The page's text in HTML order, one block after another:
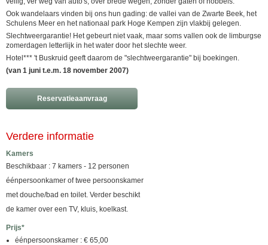
Ook wandelaars vinden bij ons hun gading: de vallei van de Zwarte Beek, het
Schulens Meer en het nationaal park Hoge Kempen zijn vlakbij gelegen.
Slechtweergarantie! Het gebeurt niet vaak, maar soms vallen ook de limburgse
zomerdagen letterlijk in het water door het slechte weer.
Hotel*** 't Buskruid geeft daarom de "slechtweergarantie" bij boekingen.
(van 1 juni t.e.m. 18 november 2007)
Reservatieaanvraag
Verdere informatie
Kamers
Beschikbaar : 7 kamers - 12 personen
éénpersoonkamer of twee persoonskamer
met douche/bad en toilet. Verder beschikt
de kamer over een TV, kluis, koelkast.
Prijs*
éénpersoonskamer : € 65,00